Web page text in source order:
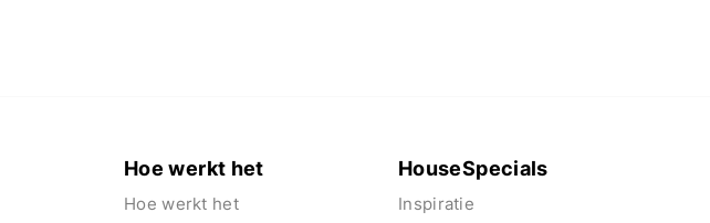
Hoe werkt het
Hoe werkt het
HouseSpecials
Inspiratie